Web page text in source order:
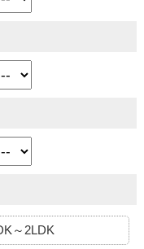
～2LDK